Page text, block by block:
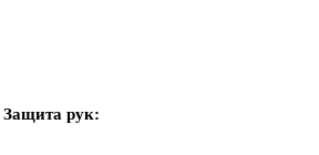
Защита рук: